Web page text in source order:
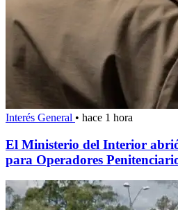
Interés General • hace 1 hora
El Ministerio del Interior
para Operadores